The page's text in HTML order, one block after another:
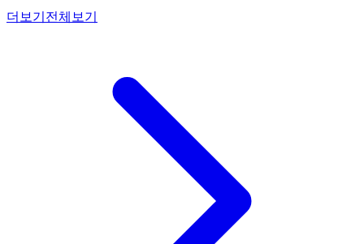
더보기 전체보기